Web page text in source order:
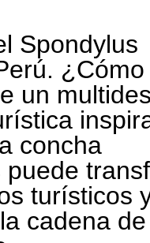
Spondylus
¿Cómo
un
concha
puede
turísticos
cadena